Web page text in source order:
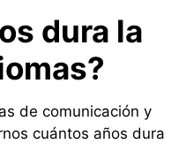
dura la
de comunicación y
cuántos años dura